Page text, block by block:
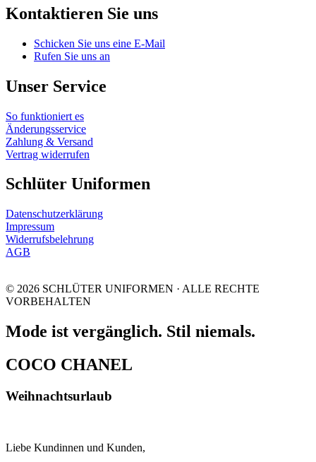
Kontaktieren Sie uns
Schicken Sie uns eine E-Mail
Rufen Sie uns an
Unser Service
So funktioniert es
Änderungsservice
Zahlung & Versand
Vertrag widerrufen
Schlüter Uniformen
Datenschutzerklärung
Impressum
Widerrufsbelehrung
AGB
© 2026 SCHLÜTER UNIFORMEN · ALLE RECHTE
VORBEHALTEN
Mode ist vergänglich. Stil niemals.
COCO CHANEL
Weihnachtsurlaub
Liebe Kundinnen und Kunden,